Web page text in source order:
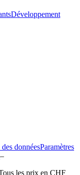
Développement
donnéesParamètres
–
les prix en CHF